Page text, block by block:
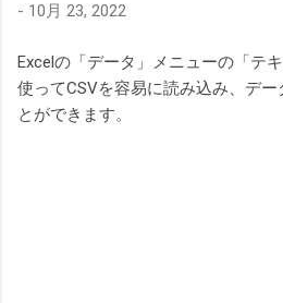
- 10月 23, 2022
Excelの「データ」メニューの「テ
使ってCSVを容易に読み込み、デ
とができます。